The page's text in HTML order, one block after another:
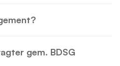
gem. BDSG